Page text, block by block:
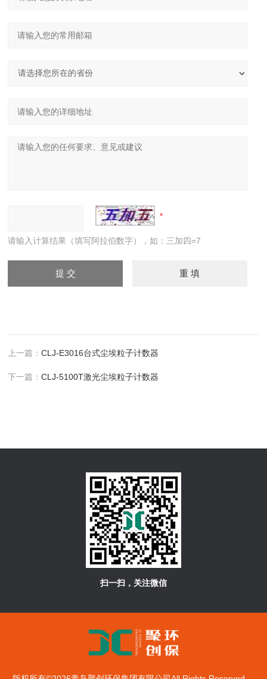
请输入计算结果（填写阿拉伯数字），如：三加四=7
上一篇：CLJ-E3016台式尘埃粒子计数器
下一篇：CLJ-5100T激光尘埃粒子计数器
扫一扫，关注微信